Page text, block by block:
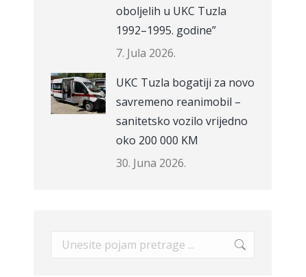
oboljelih u UKC Tuzla
1992–1995. godine”
7. Jula 2026.
UKC Tuzla bogatiji za novo
savremeno reanimobil –
sanitetsko vozilo vrijedno
oko 200 000 KM
30. Juna 2026.
Search: